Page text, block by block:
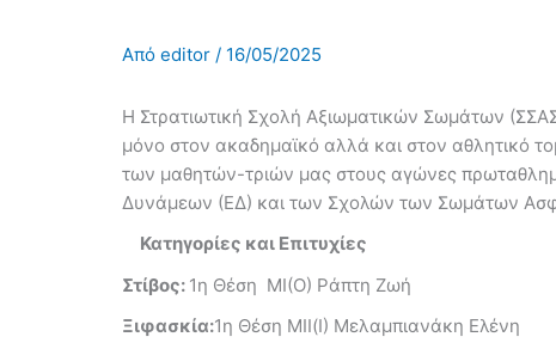
Από editor / 16/05/2025
Η Στρατιωτική Σχολή Αξιωματικών Σωμάτων
μόνο στον ακαδημαϊκό αλλά και στον αθλητικό
των μαθητών-τριών μας στους αγώνες
Δυνάμεων (ΕΔ) και των Σχολών των Σωμάτων
Κατηγορίες και Επιτυχίες
Στίβος: 1η Θέση ΜΙ(Ο) Ράπτη Ζωή
Ξιφασκία:1η Θέση ΜΙΙ(Ι) Μελαμπιανάκη Ελένη